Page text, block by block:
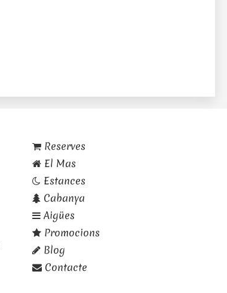
Reserves
El Mas
Estances
Cabanya
Aigües
Promocions
Blog
Contacte